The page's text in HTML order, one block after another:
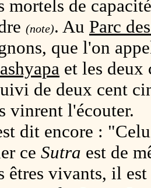
mortels de
(note). Au Parc
que l'on
et les deux
de deux cent
vinrent l'écouter.
dit encore :
ce Sutra est de
êtres vivants, il